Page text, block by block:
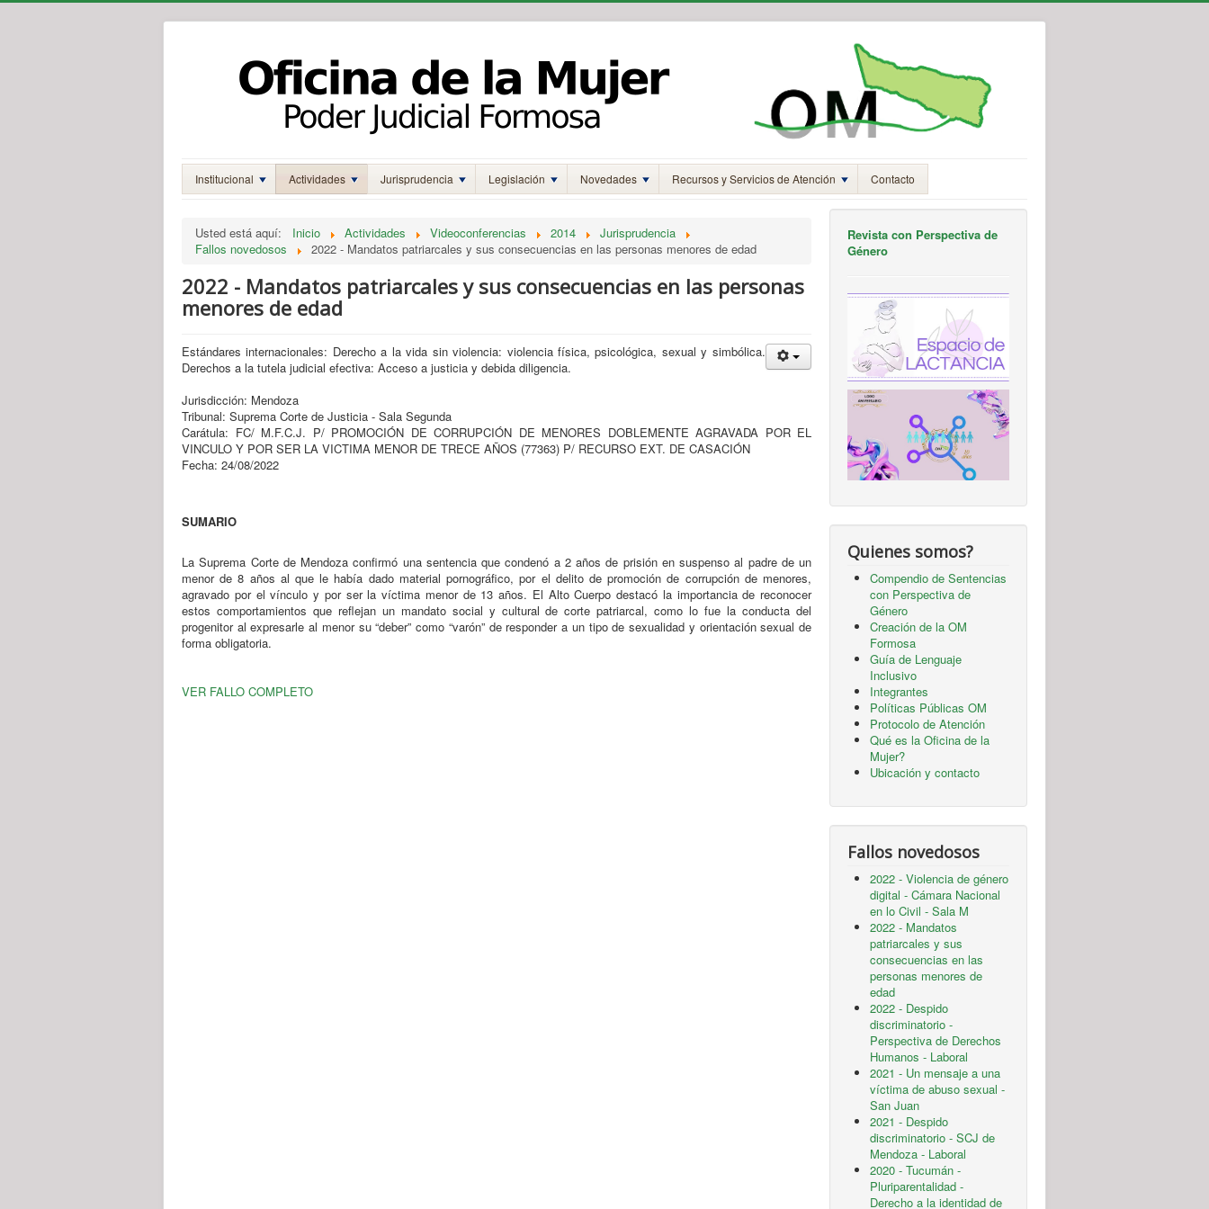
Institucional Actividades Jurisprudencia Legislación Novedades Recursos y Servicios de Atención Contacto
Usted está aquí: Inicio Actividades Videoconferencias 2014
Jurisprudencia
Fallos novedosos
2022 - Mandatos patriarcales y sus consecuencias en las personas menores de edad
2022 - Mandatos patriarcales y sus consecuencias en las personas
menores de edad
Estándares internacionales: Derecho a la vida sin violencia: violencia física, psicológica, sexual y simbólica.
Derechos a la tutela judicial efectiva: Acceso a justicia y debida diligencia.
Jurisdicción: Mendoza
Tribunal: Suprema Corte de Justicia - Sala Segunda
Carátula: FC/ M.F.C.J. P/ PROMOCIÓN DE CORRUPCIÓN DE MENORES DOBLEMENTE AGRAVADA POR EL
VINCULO Y POR SER LA VICTIMA MENOR DE TRECE AÑOS (77363) P/ RECURSO EXT. DE CASACIÓN
Fecha: 24/08/2022
SUMARIO
La Suprema Corte de Mendoza confirmó una sentencia que condenó a 2 años de prisión en suspenso al padre de un
menor de 8 años al que le había dado material pornográfico, por el delito de promoción de corrupción de menores,
agravado por el vínculo y por ser la víctima menor de 13 años. El Alto Cuerpo destacó la importancia de reconocer
estos comportamientos que reflejan un mandato social y cultural de corte patriarcal, como lo fue la conducta del
progenitor al expresarle al menor su “deber” como “varón” de responder a un tipo de sexualidad y orientación sexual de
forma obligatoria.
VER FALLO COMPLETO
Revista con Perspectiva de
Género
Quienes somos?
Compendio de Sentencias
con Perspectiva de
Género
Creación de la OM
Formosa
Guía de Lenguaje
Inclusivo
Integrantes
Políticas Públicas OM
Protocolo de Atención
Qué es la Oficina de la
Mujer?
Ubicación y contacto
Fallos novedosos
2022 - Violencia de género
digital - Cámara Nacional
en lo Civil - Sala M
2022 - Mandatos
patriarcales y sus
consecuencias en las
personas menores de
edad
2022 - Despido
discriminatorio -
Perspectiva de Derechos
Humanos - Laboral
2021 - Un mensaje a una
víctima de abuso sexual -
San Juan
2021 - Despido
discriminatorio - SCJ de
Mendoza - Laboral
2020 - Tucumán -
Pluriparentalidad -
Derecho a la identidad de